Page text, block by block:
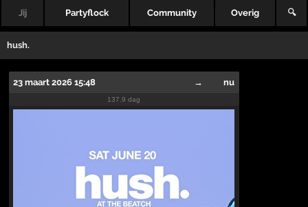
Jij Partyflock Community Overig 🔍
hush.
23 maart 2026 15:48 → nu
137.9 dag